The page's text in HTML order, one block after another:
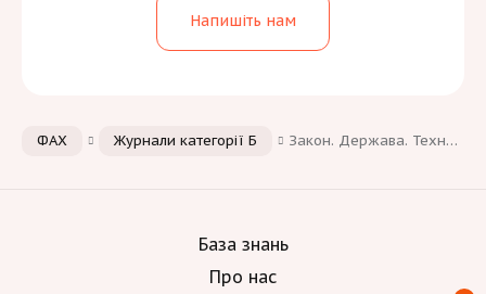
Напишіть нам
ФАХ Журнали категорії Б Закон. Держава. Технологія (Law. State. Technology)
База знань
Про нас